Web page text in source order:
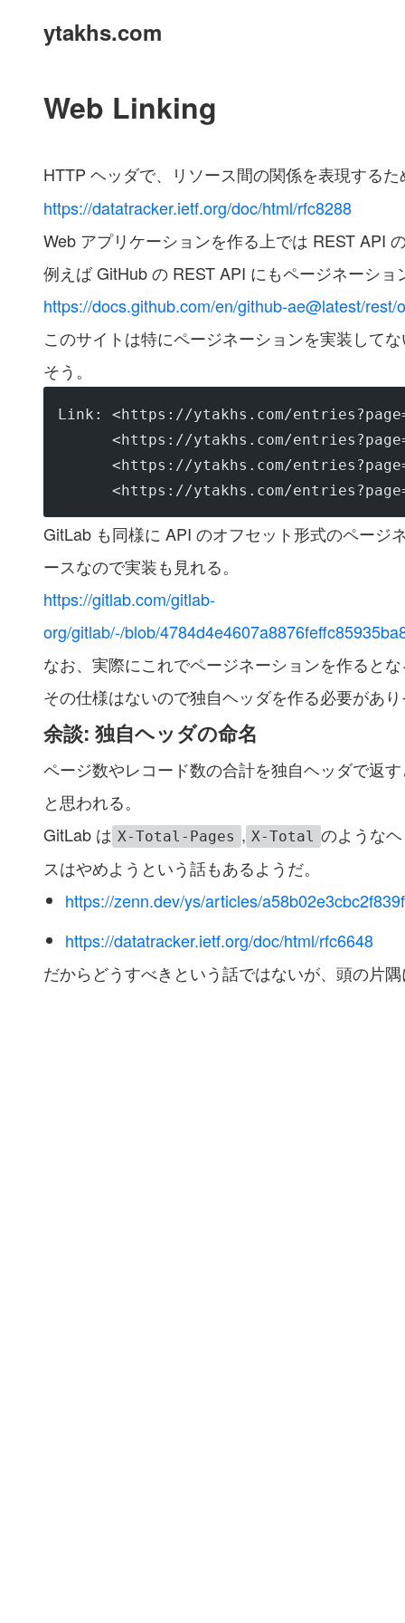
ytakhs.com
Web Linking
HTTP ヘッダで、リソース間の関係を表現する
https://datatracker.ietf.org/doc/html/rfc8288
Web アプリケーションを作る上では REST API
例えば GitHub の REST API にもページネーシ
https://docs.github.com/en/github-ae@latest/
このサイトは特にページネーションを実装して
そう。
Link: <https://ytakhs.com/
<https://ytakhs.com/
<https://ytakhs.com/
<https://ytakhs.com/
GitLab も同様に API のオフセット形式のページ
ースなので実装も見れる。
https://gitlab.com/gitlab-
org/gitlab/-/blob/
なお、実際にこれでページネーションを作ると
その仕様はないので独自ヘッダを作る必要があ
余談: 独自ヘッダの命名
ページ数やレコード数の合計を独自ヘッダで返
と思われる。
GitLab は X-Total-Pages , X-Total のような
スはやめようという話もあるようだ。
https://zenn.dev/ys/articles/
https://datatracker.ietf.org/doc/html/rfc6648
だからどうすべきという話ではないが、頭の片